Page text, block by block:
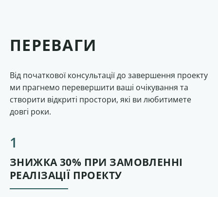
ПЕРЕВАГИ
Від початкової консультації до завершення проекту
ми прагнемо перевершити ваші очікування та
створити відкриті простори, які ви любитимете
довгі роки.
ЗНИЖКА 30% ПРИ ЗАМОВЛЕННІ
РЕАЛІЗАЦІЇ ПРОЕКТУ